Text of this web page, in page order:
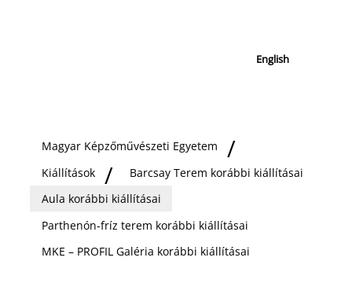
English
Magyar Képzőművészeti Egyetem
Kiállítások
Barcsay Terem korábbi kiállításai
Aula korábbi kiállításai
Parthenón-fríz terem korábbi kiállításai
MKE – PROFIL Galéria korábbi kiállításai